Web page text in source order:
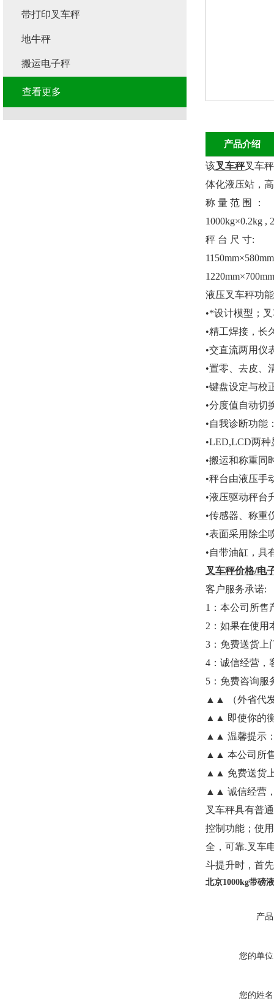
产品介绍
该叉车秤叉车
体化液压站，
称 量 范 围 ：
1000kg×0.2kg ,
秤 台 尺 寸:
液压叉车秤功
•*设计模型；
•精工焊接，长
•交直流两用仪
•置零、去皮、
•键盘设定与校
•分度值自动切
•自我诊断功能
•LED,LCD两种
•搬运和称重同
•秤台由液压手
•液压驱动秤台
•传感器、称重
•表面采用除尘
•自带油缸，具
叉车秤价格/电
客户服务承诺:
1 ：本公司所售
2 ：如果在使
3 ：免费送货
4 ：诚信经营
5 ：免费咨询服
▲▲
（外省代
▲▲ 即使你的
▲▲ 温馨提示
▲▲ 本公司所
▲▲ 免费送货
▲▲ 诚信经营
叉车秤具有普
控制功能；使
全，可靠.叉车
斗提升时，首
北京1000kg带磅
产
您的单
您的姓
带打印叉车秤
地牛秤
搬运电子秤
查看更多